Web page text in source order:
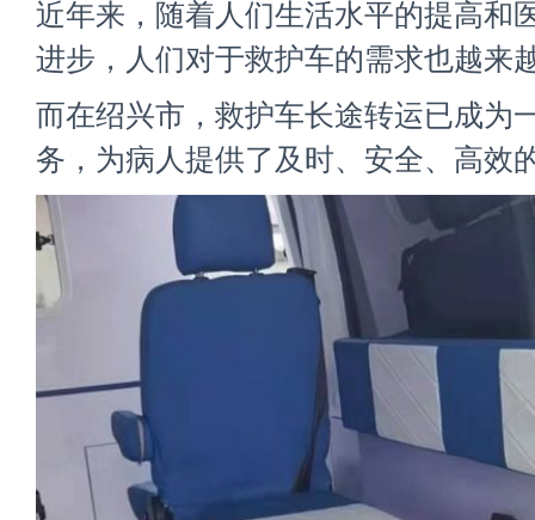
近年来，随着人们生活水平的提高和
进步，人们对于救护车的需求也越来
而在绍兴市，救护车长途转运已成为
务，为病人提供了及时、安全、高效